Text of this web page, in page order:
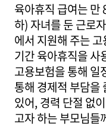
육아휴직 급여는 만
하) 자녀를 둔 근로
에서 지원해 주는
기간 육아휴직을 사
고용보험을 통해 일
통해 경제적 부담을
있어, 경력 단절 없
고자 하는 부모님들